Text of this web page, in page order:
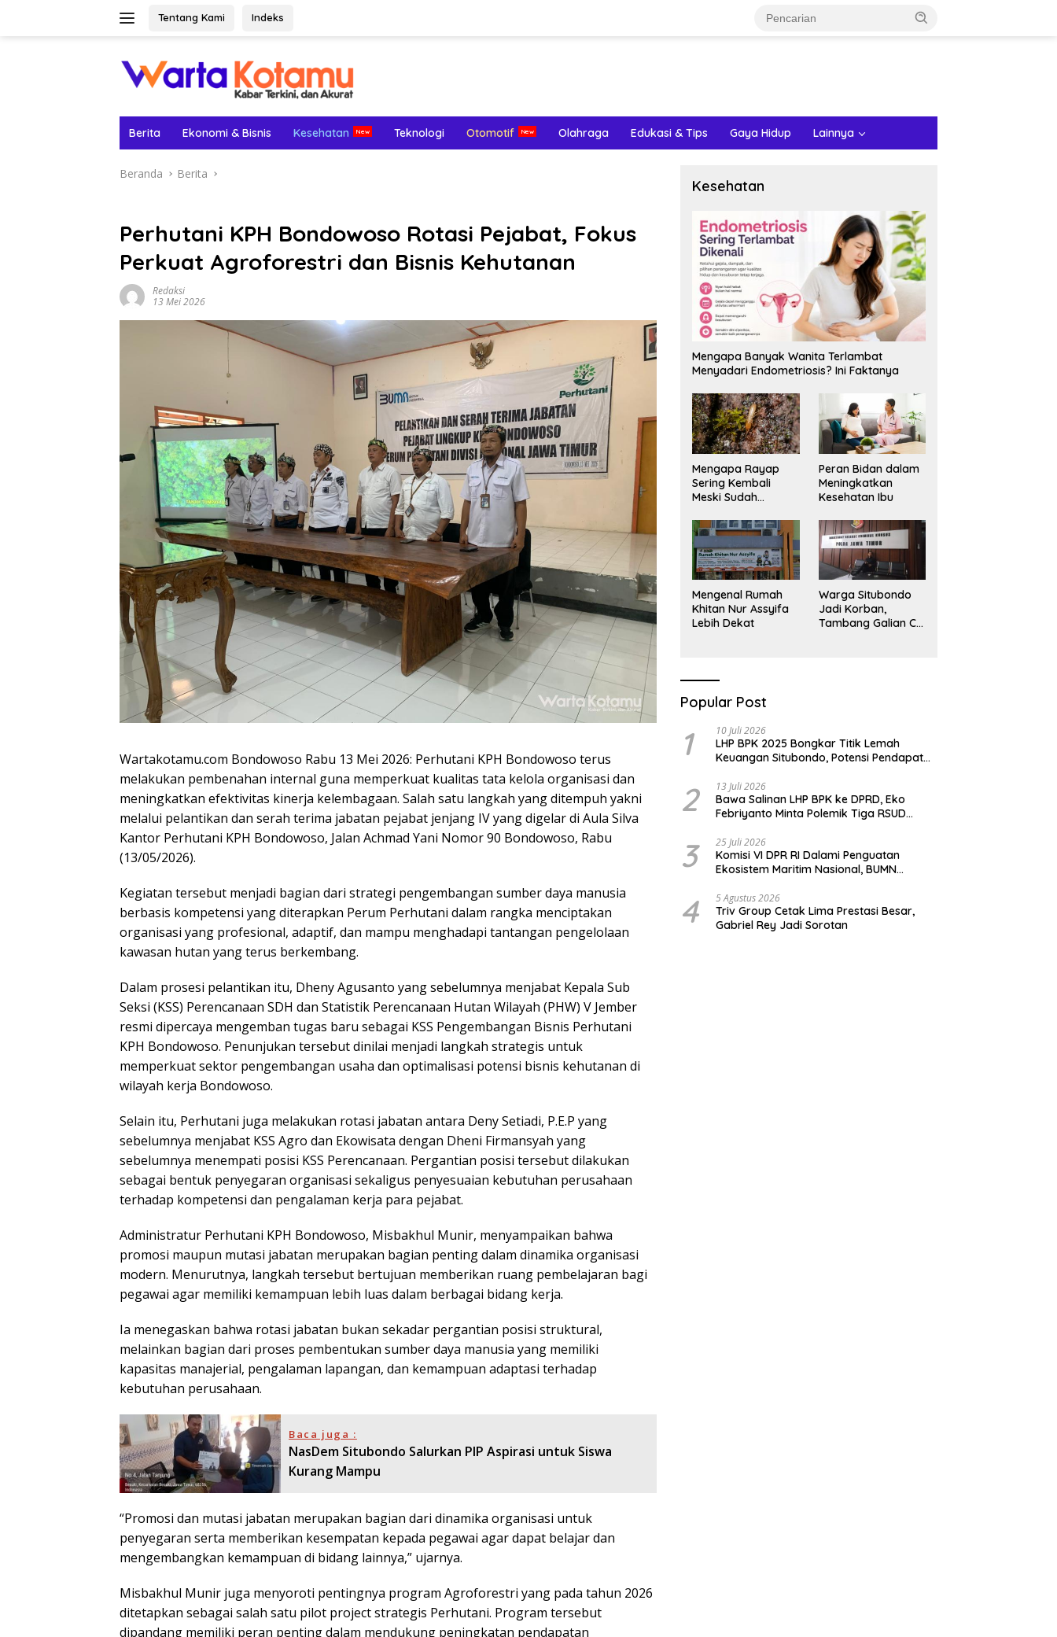
Tentang Kami Indeks
Berita Ekonomi & Bisnis Kesehatan Teknologi Otomotif Olahraga Edukasi & Tips Gaya Hidup Lainnya
Beranda Berita
Perhutani KPH Bondowoso Rotasi Pejabat, Fokus
Perkuat Agroforestri dan Bisnis Kehutanan
Redaksi
13 Mei 2026
Wartakotamu.com Bondowoso Rabu 13 Mei 2026: Perhutani KPH Bondowoso terus
melakukan pembenahan internal guna memperkuat kualitas tata kelola organisasi dan
meningkatkan efektivitas kinerja kelembagaan. Salah satu langkah yang ditempuh yakni
melalui pelantikan dan serah terima jabatan pejabat jenjang IV yang digelar di Aula Silva
Kantor Perhutani KPH Bondowoso, Jalan Achmad Yani Nomor 90 Bondowoso, Rabu
(13/05/2026).
Kegiatan tersebut menjadi bagian dari strategi pengembangan sumber daya manusia
berbasis kompetensi yang diterapkan Perum Perhutani dalam rangka menciptakan
organisasi yang profesional, adaptif, dan mampu menghadapi tantangan pengelolaan
kawasan hutan yang terus berkembang.
Dalam prosesi pelantikan itu, Dheny Agusanto yang sebelumnya menjabat Kepala Sub
Seksi (KSS) Perencanaan SDH dan Statistik Perencanaan Hutan Wilayah (PHW) V Jember
resmi dipercaya mengemban tugas baru sebagai KSS Pengembangan Bisnis Perhutani
KPH Bondowoso. Penunjukan tersebut dinilai menjadi langkah strategis untuk
memperkuat sektor pengembangan usaha dan optimalisasi potensi bisnis kehutanan di
wilayah kerja Bondowoso.
Selain itu, Perhutani juga melakukan rotasi jabatan antara Deny Setiadi, P.E.P yang
sebelumnya menjabat KSS Agro dan Ekowisata dengan Dheni Firmansyah yang
sebelumnya menempati posisi KSS Perencanaan. Pergantian posisi tersebut dilakukan
sebagai bentuk penyegaran organisasi sekaligus penyesuaian kebutuhan perusahaan
terhadap kompetensi dan pengalaman kerja para pejabat.
Administratur Perhutani KPH Bondowoso, Misbakhul Munir, menyampaikan bahwa
promosi maupun mutasi jabatan merupakan bagian penting dalam dinamika organisasi
modern. Menurutnya, langkah tersebut bertujuan memberikan ruang pembelajaran bagi
pegawai agar memiliki kemampuan lebih luas dalam berbagai bidang kerja.
Ia menegaskan bahwa rotasi jabatan bukan sekadar pergantian posisi struktural,
melainkan bagian dari proses pembentukan sumber daya manusia yang memiliki
kapasitas manajerial, pengalaman lapangan, dan kemampuan adaptasi terhadap
kebutuhan perusahaan.
Baca juga :
NasDem Situbondo Salurkan PIP Aspirasi untuk Siswa
Kurang Mampu
“Promosi dan mutasi jabatan merupakan bagian dari dinamika organisasi untuk
penyegaran serta memberikan kesempatan kepada pegawai agar dapat belajar dan
mengembangkan kemampuan di bidang lainnya,” ujarnya.
Misbakhul Munir juga menyoroti pentingnya program Agroforestri yang pada tahun 2026
ditetapkan sebagai salah satu pilot project strategis Perhutani. Program tersebut
dipandang memiliki peran penting dalam mendukung peningkatan pendapatan
Kesehatan
Mengapa Banyak Wanita Terlambat
Menyadari Endometriosis? Ini Faktanya
Mengapa Rayap
Sering Kembali
Meski Sudah
Peran Bidan dalam
Meningkatkan
Kesehatan Ibu
Mengenal Rumah
Khitan Nur Assyifa
Lebih Dekat
Warga Situbondo
Jadi Korban,
Tambang Galian C
Popular Post
1 10 Juli 2026
LHP BPK 2025 Bongkar Titik Lemah
Keuangan Situbondo, Potensi Pendapatan
2 13 Juli 2026
Bawa Salinan LHP BPK ke DPRD, Eko
Febriyanto Minta Polemik Tiga RSUD
Opini
3 25 Juli 2026
Komisi VI DPR RI Dalami Penguatan
Ekosistem Maritim Nasional, BUMN
Surabaya
4 5 Agustus 2026
Triv Group Cetak Lima Prestasi Besar,
Gabriel Rey Jadi Sorotan